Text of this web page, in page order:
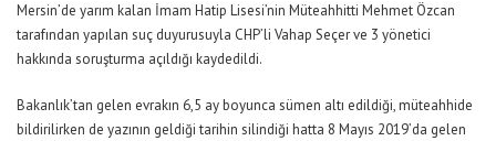
Mersin’de yarım kalan İmam Hatip Lisesi’nin Müteahhitti Mehmet Özcan
tarafından yapılan suç duyurusuyla CHP’li Vahap Seçer ve 3 yönetici
hakkında soruşturma açıldığı kaydedildi.
Bakanlık’tan gelen evrakın 6,5 ay boyunca sümen altı edildiği, müteahhide
bildirilirken de yazının geldiği tarihin silindiği hatta 8 Mayıs 2019’da gelen